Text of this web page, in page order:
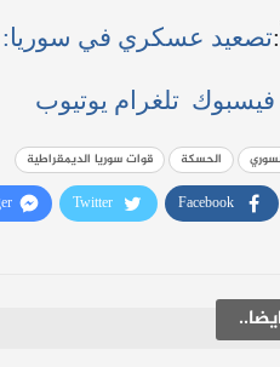
تصعيد عسكري في سوريا:
فيسبوك تلغرام يوتيوب
الحسكة قوات سوريا الديمقراطية
Facebook
Twitter